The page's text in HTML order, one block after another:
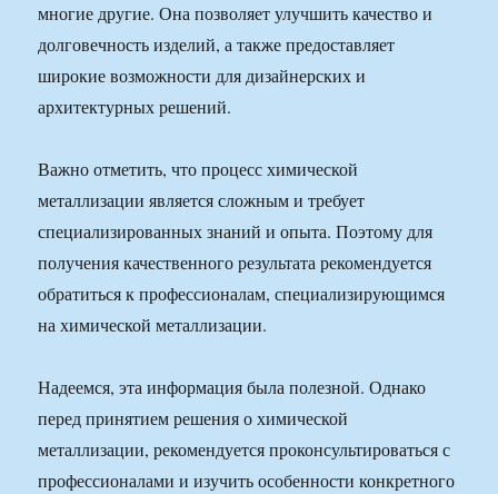
многие другие. Она позволяет улучшить качество и
долговечность изделий, а также предоставляет
широкие возможности для дизайнерских и
архитектурных решений.
Важно отметить, что процесс химической
металлизации является сложным и требует
специализированных знаний и опыта. Поэтому для
получения качественного результата рекомендуется
обратиться к профессионалам, специализирующимся
на химической металлизации.
Надеемся, эта информация была полезной. Однако
перед принятием решения о химической
металлизации, рекомендуется проконсультироваться с
профессионалами и изучить особенности конкретного